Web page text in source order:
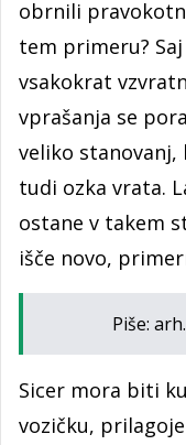
obrnili
tem primeru?
vsakokrat
vprašanja se
veliko
tudi ozka vrata.
ostane v takem
išče novo,
Piše:
Sicer mora biti
vozičku,